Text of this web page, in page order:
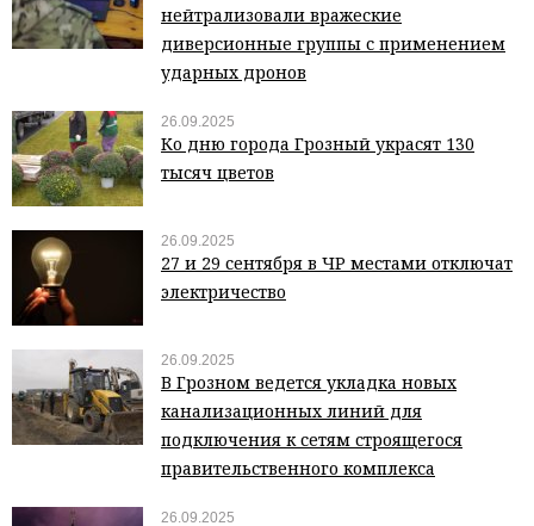
нейтрализовали вражеские
диверсионные группы с применением
ударных дронов
26.09.2025
Ко дню города Грозный украсят 130
тысяч цветов
26.09.2025
27 и 29 сентября в ЧР местами отключат
электричество
26.09.2025
В Грозном ведется укладка новых
канализационных линий для
подключения к сетям строящегося
правительственного комплекса
26.09.2025